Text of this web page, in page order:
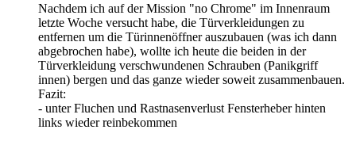
Nachdem ich auf der Mission "no Chrome" im Innenraum
letzte Woche versucht habe, die Türverkleidungen zu
entfernen um die Türinnenöffner auszubauen (was ich dann
abgebrochen habe), wollte ich heute die beiden in der
Türverkleidung verschwundenen Schrauben (Panikgriff
innen) bergen und das ganze wieder soweit zusammenbauen.
Fazit:
- unter Fluchen und Rastnasenverlust Fensterheber hinten
links wieder reinbekommen